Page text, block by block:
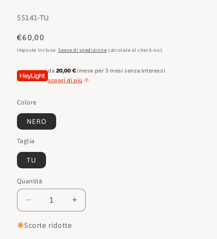
SKU:
55141-TU
Prezzo
di
€60,00
Imposte incluse. Spese di spedizione calcolate al check-out.
da 20,00 €/mese per 3 mesi senza interessi
scopri di più
Colore
NERO
Taglia
TU
Quantità
Quantità
Diminuisci
quantità
per
Aumenta
quantità
Scorte ridotte